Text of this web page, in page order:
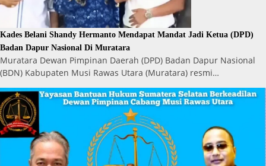
Kades Belani Shandy Hermanto Mendapat Mandat Jadi Ketua (DPD)
Badan Dapur Nasional Di Muratara
Muratara Dewan Pimpinan Daerah (DPD) Badan Dapur Nasional
(BDN) Kabupaten Musi Rawas Utara (Muratara) resmi…